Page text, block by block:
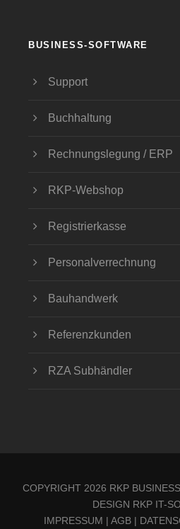
BUSINESS-SOFTWARE
Support
Buchhaltung
Rechnungslegung / ERP
RKP-Webshop
Registrierkasse
Personalverrechnung
Bauhandwerk
Referenzkunden
RZA Subhändler
COPYRIGHT 2026 RKP
DESIGN RKP IT-
IMPRESSUM | AGB|